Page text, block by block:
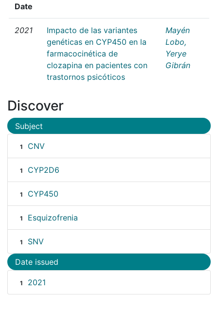
Date
2021
Impacto de las variantes
genéticas en CYP450 en la
farmacocinética de
clozapina en pacientes con
trastornos psicóticos
Mayén
Lobo,
Yerye
Gibrán
Discover
Subject
1 CNV
1 CYP2D6
1 CYP450
1 Esquizofrenia
1 SNV
Date issued
1 2021